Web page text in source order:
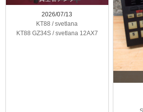
2026/07/13
KT88 / svetlana
KT88 GZ34S / svetlana 12AX7